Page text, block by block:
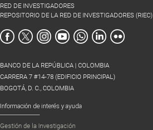
RED DE INVESTIGADORES
REPOSITORIO DE LA RED DE INVESTIGADORES (RIEC)
BANCO DE LA REPÚBLICA | COLOMBIA
CARRERA 7 #14-78 (EDIFICIO PRINCIPAL)
BOGOTÁ, D. C., COLOMBIA
Información de interés y ayuda
Gestión de la Investigación